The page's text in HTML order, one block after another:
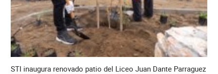
STI inaugura renovado patio del Liceo Juan Dante Parraguez